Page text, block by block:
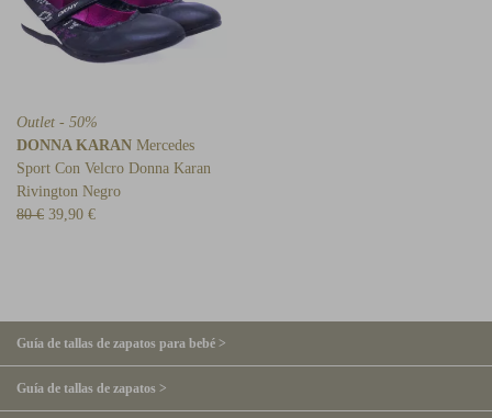
Outlet - 50%
DONNA KARAN Mercedes
Sport Con Velcro Donna Karan
Rivington Negro
80 € 39,90 €
Guía de tallas de zapatos para bebé >
Guía de tallas de zapatos >